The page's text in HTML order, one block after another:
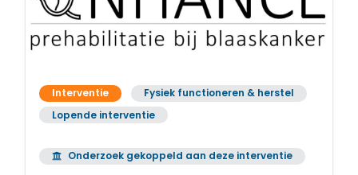
Interventie
Fysiek functioneren & herstel
Lopende interventie
Onderzoek gekoppeld aan deze interventie